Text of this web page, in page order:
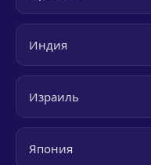
Индия
Израиль
Япония